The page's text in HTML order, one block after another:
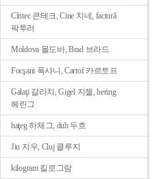
Cîntec 큰테크, Cine 치네, facturǎ
팍투러
Moldova 몰도바, Brad 브라드
Focşani 폭샤니, Cartof 카르토프
Galaţi 갈라치, Gigel 지젤, hering
헤린그
haţeg 하체그, duh 두흐
Jiu 지우, Cluj 클루지
kilogram 킬로그람